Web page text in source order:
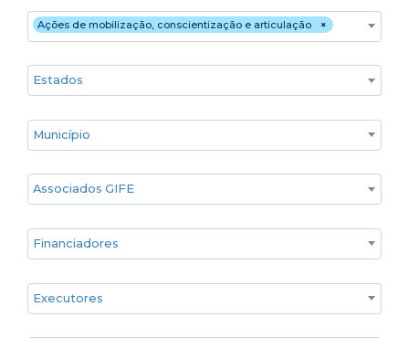
Estratégia de atuação ×
Ações de mobilização, conscientização e articulação
Estado
Cidade
Associados GIFE
Financiadores
Executores